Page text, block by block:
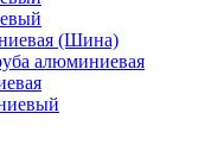
(Шина)
алюминиевая